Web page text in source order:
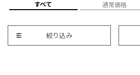
すべて 通常価格
絞り込み